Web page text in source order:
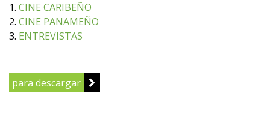
1. CINE CARIBEÑO
2. CINE PANAMEÑO
3. ENTREVISTAS
para descargar